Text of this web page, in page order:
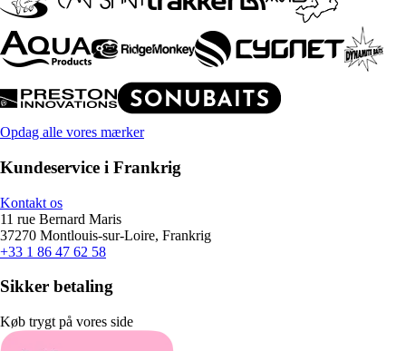
Opdag alle vores mærker
Kundeservice i Frankrig
Kontakt os
11 rue Bernard Maris
37270 Montlouis-sur-Loire, Frankrig
+33 1 86 47 62 58
Sikker betaling
Køb trygt på vores side